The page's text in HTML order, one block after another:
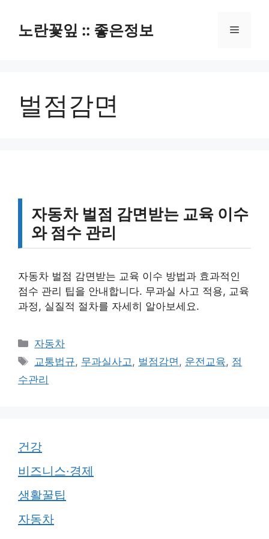
노란꽃잎 :: 좋은정보 메
벌점감면
자동차 벌점 감면받는 교육 이수
와 점수 관리
자동차 벌점 감면받는 교육 이수 방법과 효과적인
점수 관리 팁을 안내합니다. 무과실 사고 적용, 교육
과정, 실질적 절차를 자세히 알아보세요.
카
테
리
자동차
태
그
교통법규, 무과실사고, 벌점감면, 운전교육, 점
수관리
건강
비즈니스·경제
생활꿀팁
자동차